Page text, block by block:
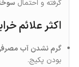
گرفته و احتمال
اکثر علائم
گرم نشدن آب
بودن پکیج.